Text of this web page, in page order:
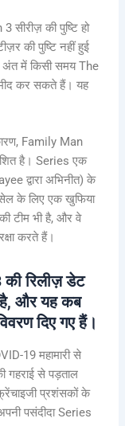
की पुष्टि हो
की पुष्टि नहीं हुई
अंत में किसी समय The
कर सकते हैं। यह
Family Man
है। Series एक
द्वारा अभिनीत) के
सेल के लिए एक खुफिया
टीम भी है, और वे
करते हैं।
रिलीज़ डेट
है, और यह कब
दिए गए हैं।
19 महामारी से
गहराई से पड़ताल
प्रशंसकों के
पसंदीदा Series